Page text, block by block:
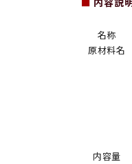
名称
原材料名
内容量